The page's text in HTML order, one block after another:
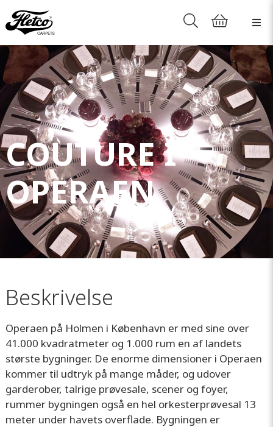
COUTURE I
OPERAEN
Beskrivelse
Operaen på Holmen i København er med sine over
41.000 kvadratmeter og 1.000 rum en af landets
største bygninger. De enorme dimensioner i Operaen
kommer til udtryk på mange måder, og udover
garderober, talrige prøvesale, scener og foyer,
rummer bygningen også en hel orkesterprøvesal 13
meter under havets overflade. Bygningen er